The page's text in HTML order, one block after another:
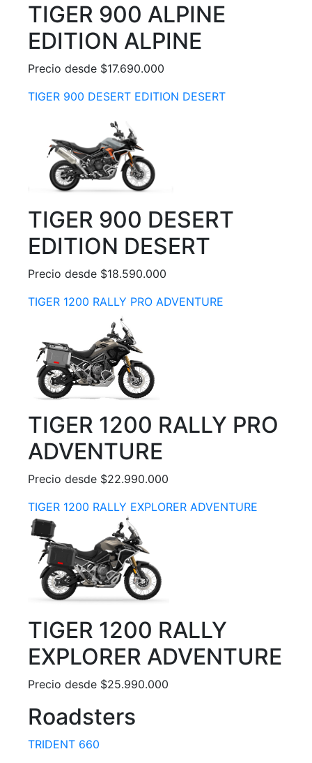
TIGER 900 ALPINE
EDITION ALPINE
Precio desde $17.690.000
TIGER 900 DESERT EDITION DESERT
TIGER 900 DESERT
EDITION DESERT
Precio desde $18.590.000
TIGER 1200 RALLY PRO ADVENTURE
TIGER 1200 RALLY PRO
ADVENTURE
Precio desde $22.990.000
TIGER 1200 RALLY EXPLORER ADVENTURE
TIGER 1200 RALLY
EXPLORER ADVENTURE
Precio desde $25.990.000
Roadsters
TRIDENT 660